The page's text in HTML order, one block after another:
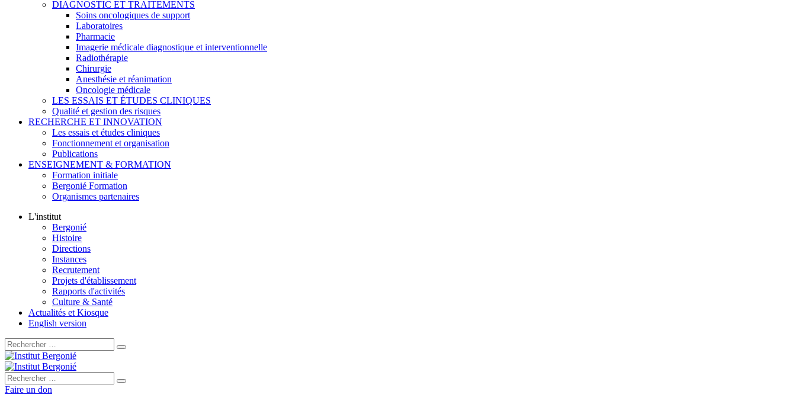
DIAGNOSTIC ET TRAITEMENTS
Soins oncologiques de support
Laboratoires
Pharmacie
Imagerie médicale diagnostique et interventionnelle
Radiothérapie
Chirurgie
Anesthésie et réanimation
Oncologie médicale
LES ESSAIS ET ÉTUDES CLINIQUES
Qualité et gestion des risques
RECHERCHE ET INNOVATION
Les essais et études cliniques
Fonctionnement et organisation
Publications
ENSEIGNEMENT & FORMATION
Formation initiale
Bergonié Formation
Organismes partenaires
L'institut
Bergonié
Histoire
Directions
Instances
Recrutement
Projets d'établissement
Rapports d'activités
Culture & Santé
Actualités et Kiosque
English version
Rechercher :
Rechercher :
Faire un don